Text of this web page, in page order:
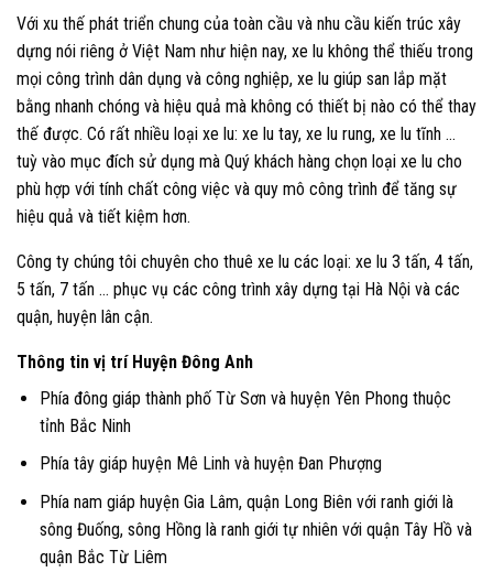
Với xu thế phát triển chung của toàn cầu và nhu cầu kiến trúc xây
dựng nói riêng ở Việt Nam như hiện nay, xe lu không thể thiếu trong
mọi công trình dân dụng và công nghiệp, xe lu giúp san lắp mặt
bằng nhanh chóng và hiệu quả mà không có thiết bị nào có thể thay
thế được. Có rất nhiều loại xe lu: xe lu tay, xe lu rung, xe lu tĩnh …
tuỳ vào mục đích sử dụng mà Quý khách hàng chọn loại xe lu cho
phù hợp với tính chất công việc và quy mô công trình để tăng sự
hiệu quả và tiết kiệm hơn.
Công ty chúng tôi chuyên cho thuê xe lu các loại: xe lu 3 tấn, 4 tấn,
5 tấn, 7 tấn … phục vụ các công trình xây dựng tại Hà Nội và các
quận, huyện lân cận.
Thông tin vị trí Huyện Đông Anh
Phía đông giáp thành phố Từ Sơn và huyện Yên Phong thuộc
tỉnh Bắc Ninh
Phía tây giáp huyện Mê Linh và huyện Đan Phượng
Phía nam giáp huyện Gia Lâm, quận Long Biên với ranh giới là
sông Đuống, sông Hồng là ranh giới tự nhiên với quận Tây Hồ và
quận Bắc Từ Liêm